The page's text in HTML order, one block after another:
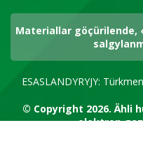
Materiallar göçürilende,
ESASLANDYRYJY:
© Copyright 2026. Ähli
elektron